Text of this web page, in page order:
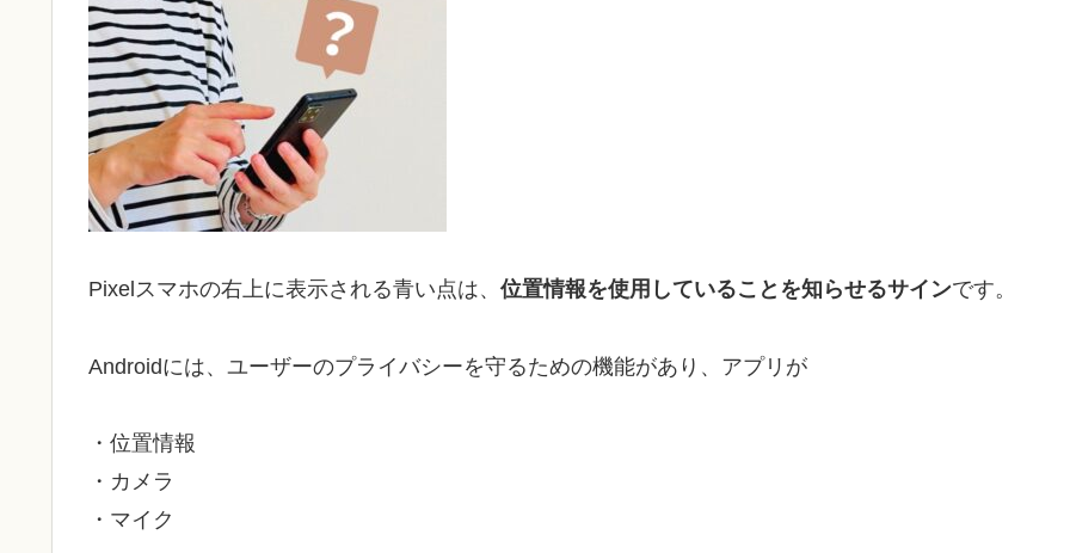
Pixelスマホの右上に表示される青い点は、 位置情報を使用していることを知らせるサインです。
Androidには、ユーザーのプライバシーを守るための機能があり、アプリが
・位置情報
・カメラ
・マイク